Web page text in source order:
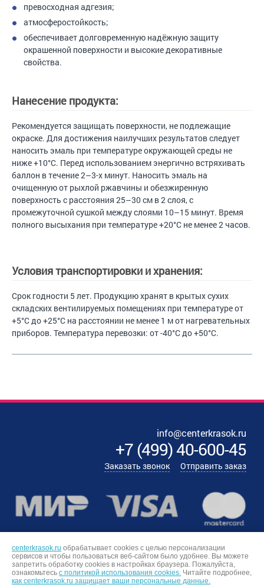
превосходная адгезия;
атмосферостойкость;
обеспечивает долговременную надёжную защиту
окрашенной поверхности и высокие декоративные
свойства.
Нанесение продукта:
Рекомендуется защищать поверхности, не подлежащие
окраске. Для достижения наилучших результатов следует
наносить эмаль при температуре окружающей среды не
ниже +10°С. Перед использованием энергично встряхивать
баллон в течение 2–3-х минут. Наносить эмаль на
очищенную от рыхлой ржавчины и обезжиренную
поверхность с расстояния 25–30 см в 2 слоя, с
промежуточной сушкой между слоями 10–15 минут. Время
полного высыхания при температуре +20°С не менее 2 часов.
Условия транспортировки и хранения:
Срок годности 5 лет. Продукцию хранят в крытых сухих
складских вентилируемых помещениях при температуре от
+5°С до +25°С на расстоянии не менее 1 м от нагревательных
приборов. Температура перевозки: от -40°С до +50°С.
info@centerkrasok.ru
+7(499)40-600-45
Заказать звонок Отправить заказ
centerkrasok.ru обрабатывает cookies с целью персонализации
сервисов и чтобы пользоваться веб-сайтом было удобнее. Вы можете
запретить обработку сookies в настройках браузера. Пожалуйста,
ознакомьтесь с политикой использования cookies. Читайте подробнее,
как centerkrasok.ru защищает ваши персональные данные.